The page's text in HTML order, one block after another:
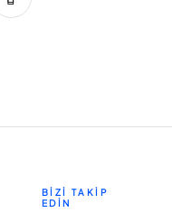
BİZİ TAKİP
EDİN